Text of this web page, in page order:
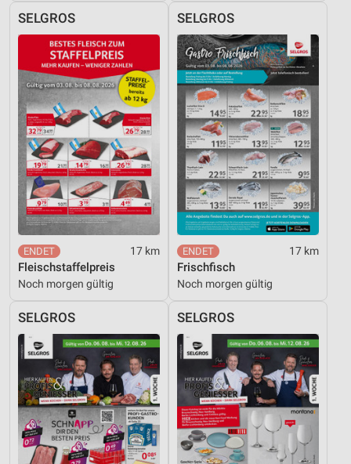
SELGROS
17 km
Fleischstaffelpreis
Noch morgen gültig
SELGROS
17 km
Frischfisch
Noch morgen gültig
SELGROS SELGROS